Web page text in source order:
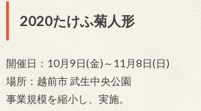
2020たけふ菊人形
開催日：10月9日(金)～11月8日(日)
場所：越前市 武生中央公園
事業規模を縮小し、実施。